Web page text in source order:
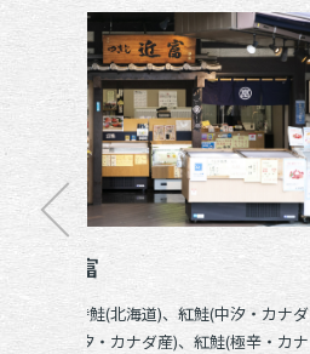
きじ近富
聖(新巻、時鮭(北海道)、紅鮭(中汐・カナダ
)、紅鮭(甘汐・カナダ産)、紅鮭(極辛・カナ